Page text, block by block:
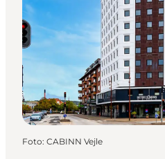
Foto: CABINN Vejle